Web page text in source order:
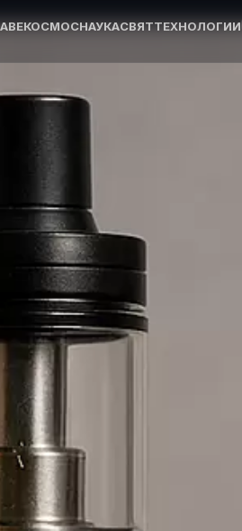
КОСМОСНАУКАСВЯТТЕХНОЛОГИИ